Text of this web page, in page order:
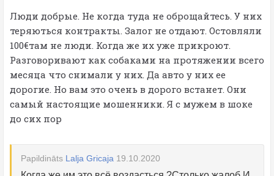
Люди добрые. Не когда туда не оброщайтесь. У них
теряються контракты. Залог не отдают. Остовляли
100€там не люди. Когда же их уже прикроют.
Разговоривают как собаками на протяжении всего
месяца что снимали у них. Да авто у них ее
дорогие. Но вам это очень в дорого встанет. Они
самый настоящие мошенники. Я с мужем в шоке
до сих пор
Papildināts Lalja Gricaja 19.10.2020